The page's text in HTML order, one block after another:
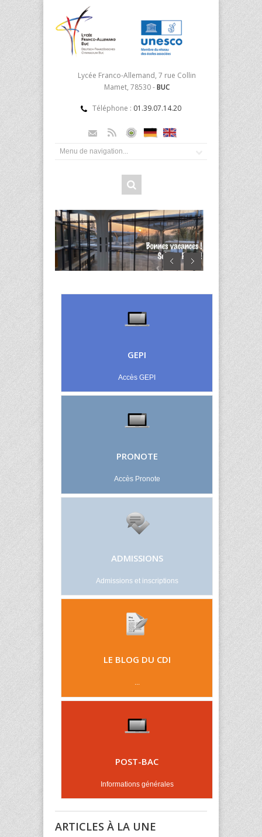
Lycée Franco-Allemand, 7 rue Collin
Mamet, 78530 -BUC
Téléphone : 01.39.07.14.20
GEPI
Accès GEPI
PRONOTE
Accès Pronote
ADMISSIONS
Admissions et inscriptions
LE BLOG DU CDI
...
POST-BAC
Informations générales
ARTICLES À LA UNE